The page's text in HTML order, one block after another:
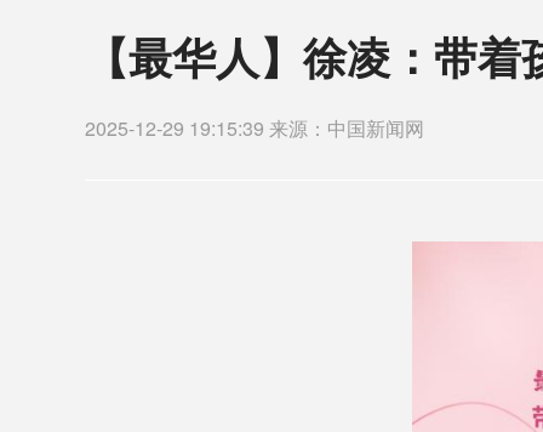
【最华人】徐凌：带
2025-12-29 19:15:39 来源：中国新闻网